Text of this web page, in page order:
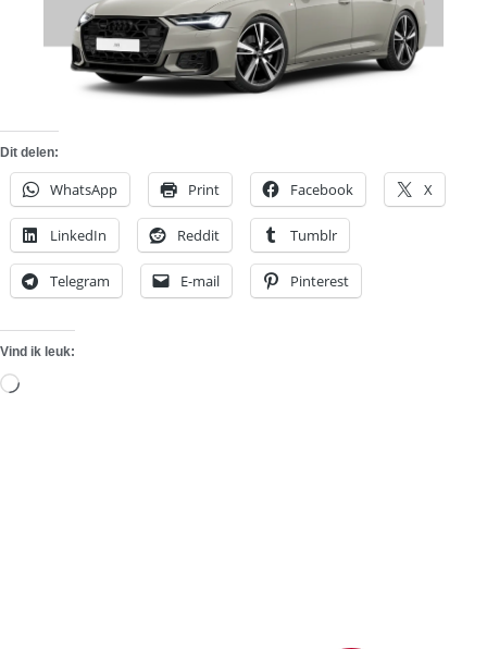
Dit delen:
WhatsApp Print Facebook X
LinkedIn Reddit Tumblr
Telegram E-mail Pinterest
Vind ik leuk:
Aan